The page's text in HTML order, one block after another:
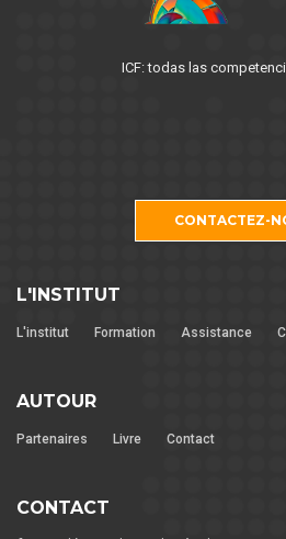
ICF: todas las
CONTACTEZ-
L'INSTITUT
L'institut Formation Assistance
AUTOUR
Partenaires Livre Contact
CONTACT